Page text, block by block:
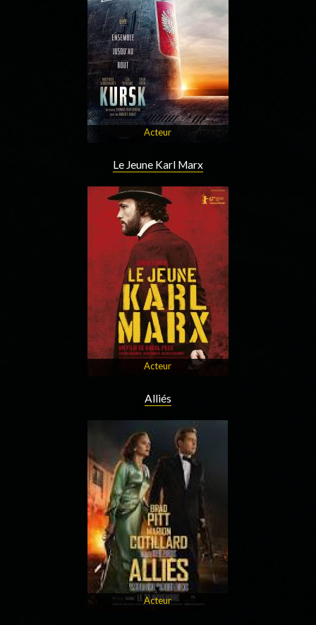
Acteur
Le Jeune Karl Marx
Acteur
Alliés
Acteur